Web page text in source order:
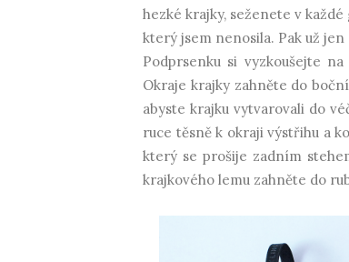
hezké krajky, seženete v
který jsem nenosila. Pak už
Podprsenku si vyzkoušejte
Okraje krajky zahněte do
abyste krajku vytvarovali do
ruce těsně k okraji výstřihu a
který se prošije zadním
krajkového lemu zahněte do